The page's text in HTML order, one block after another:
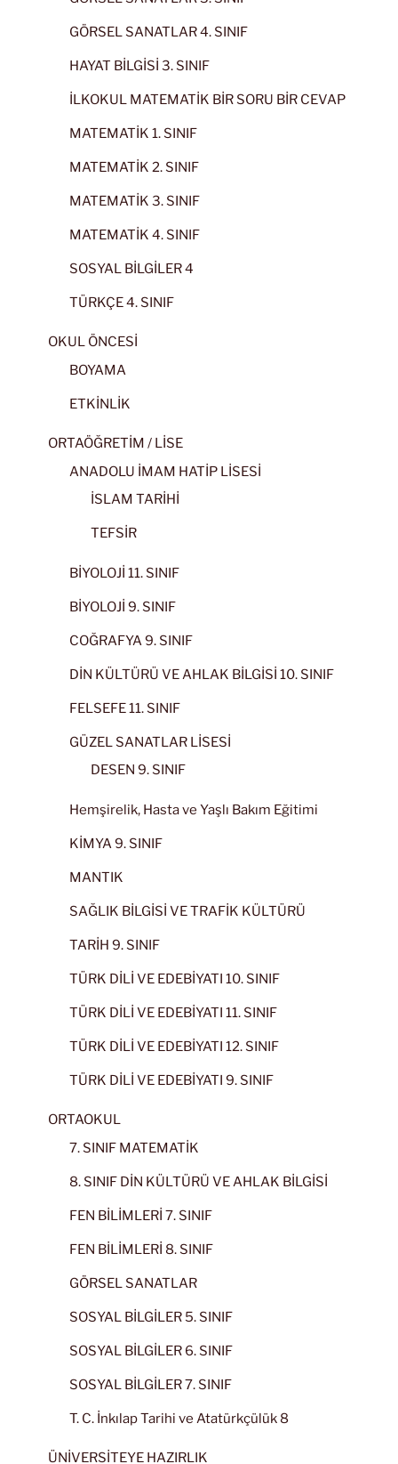
GÖRSEL SANATLAR 4. SINIF
HAYAT BİLGİSİ 3. SINIF
İLKOKUL MATEMATİK BİR SORU BİR CEVAP
MATEMATİK 1. SINIF
MATEMATİK 2. SINIF
MATEMATİK 3. SINIF
MATEMATİK 4. SINIF
SOSYAL BİLGİLER 4
TÜRKÇE 4. SINIF
OKUL ÖNCESİ
BOYAMA
ETKİNLİK
ORTAÖĞRETİM / LİSE
ANADOLU İMAM HATİP LİSESİ
İSLAM TARİHİ
TEFSİR
BİYOLOJİ 11. SINIF
BİYOLOJİ 9. SINIF
COĞRAFYA 9. SINIF
DİN KÜLTÜRÜ VE AHLAK BİLGİSİ 10. SINIF
FELSEFE 11. SINIF
GÜZEL SANATLAR LİSESİ
DESEN 9. SINIF
Hemşirelik, Hasta ve Yaşlı Bakım Eğitimi
KİMYA 9. SINIF
MANTIK
SAĞLIK BİLGİSİ VE TRAFİK KÜLTÜRÜ
TARİH 9. SINIF
TÜRK DİLİ VE EDEBİYATI 10. SINIF
TÜRK DİLİ VE EDEBİYATI 11. SINIF
TÜRK DİLİ VE EDEBİYATI 12. SINIF
TÜRK DİLİ VE EDEBİYATI 9. SINIF
ORTAOKUL
7. SINIF MATEMATİK
8. SINIF DİN KÜLTÜRÜ VE AHLAK BİLGİSİ
FEN BİLİMLERİ 7. SINIF
FEN BİLİMLERİ 8. SINIF
GÖRSEL SANATLAR
SOSYAL BİLGİLER 5. SINIF
SOSYAL BİLGİLER 6. SINIF
SOSYAL BİLGİLER 7. SINIF
T. C. İnkılap Tarihi ve Atatürkçülük 8
ÜNİVERSİTEYE HAZIRLIK